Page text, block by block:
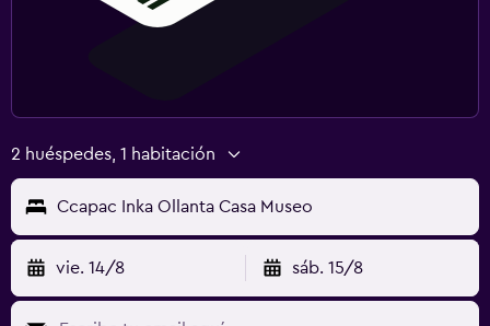
2 huéspedes, 1 habitación
Ccapac Inka Ollanta Casa Museo
vie. 14/8 sáb. 15/8